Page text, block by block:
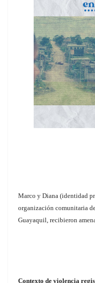
Marco y Diana (identidad
organización comunitaria
Guayaquil, recibieron
Contexto de violencia